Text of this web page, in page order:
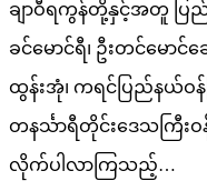
ချာဝီရကွန်တို့နှင့်အတူ ပြည်
ခင်မောင်ရီ၊ ဦးတင်မောင်
ထွန်းအုံ၊ ကရင်ပြည်နယ်ဝန်က
တနင်္သာရီတိုင်းဒေသကြီးဝန်
လိုက်ပါလာကြသည့်…